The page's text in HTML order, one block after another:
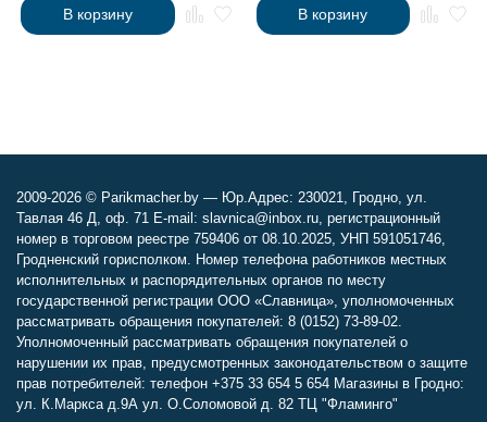
В корзину В корзину
2009-2026 © Parikmacher.by — Юр.Адрес: 230021, Гродно, ул.
Тавлая 46 Д, оф. 71 E-mail: slavnica@inbox.ru, регистрационный
номер в торговом реестре 759406 от 08.10.2025, УНП 591051746,
Гродненский горисполком. Номер телефона работников местных
исполнительных и распорядительных органов по месту
государственной регистрации ООО «Славница», уполномоченных
рассматривать обращения покупателей: 8 (0152) 73-89-02.
Уполномоченный рассматривать обращения покупателей о
нарушении их прав, предусмотренных законодательством о защите
прав потребителей: телефон +375 33 654 5 654 Магазины в Гродно:
ул. К.Маркса д.9А ул. О.Соломовой д. 82 ТЦ "Фламинго"